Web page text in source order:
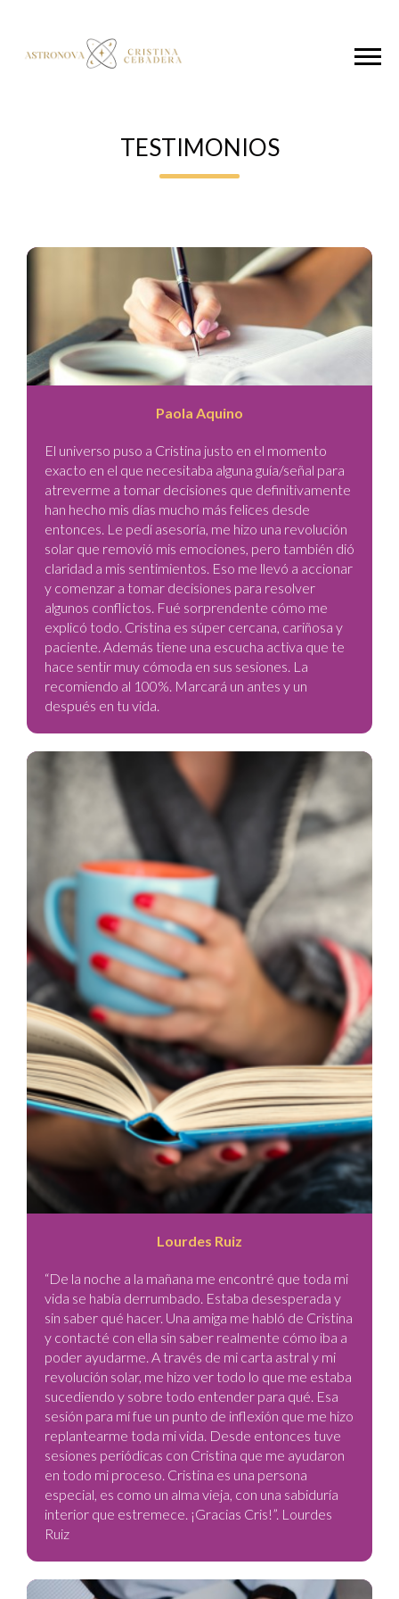
TESTIMONIOS
Paola Aquino
El universo puso a Cristina justo en el momento
exacto en el que necesitaba alguna guía/señal para
atreverme a tomar decisiones que definitivamente
han hecho mis días mucho más felices desde
entonces. Le pedí asesoría, me hizo una revolución
solar que removió mis emociones, pero también dió
claridad a mis sentimientos. Eso me llevó a accionar
y comenzar a tomar decisiones para resolver
algunos conflictos. Fué sorprendente cómo me
explicó todo. Cristina es súper cercana, cariñosa y
paciente. Además tiene una escucha activa que te
hace sentir muy cómoda en sus sesiones. La
recomiendo al 100%. Marcará un antes y un
después en tu vida.
Lourdes Ruiz
“De la noche a la mañana me encontré que toda mi
vida se había derrumbado. Estaba desesperada y
sin saber qué hacer. Una amiga me habló de Cristina
y contacté con ella sin saber realmente cómo iba a
poder ayudarme. A través de mi carta astral y mi
revolución solar, me hizo ver todo lo que me estaba
sucediendo y sobre todo entender para qué. Esa
sesión para mí fue un punto de inflexión que me hizo
replantearme toda mi vida. Desde entonces tuve
sesiones periódicas con Cristina que me ayudaron
en todo mi proceso. Cristina es una persona
especial, es como un alma vieja, con una sabiduría
interior que estremece. ¡Gracias Cris!”. Lourdes
Ruiz